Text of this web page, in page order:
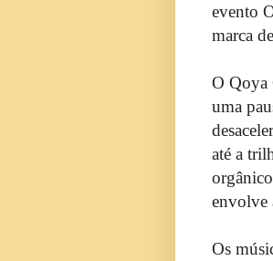
evento
marca
O Qoya
uma
até a
envolve
Os